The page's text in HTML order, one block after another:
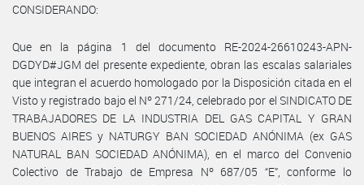
CONSIDERANDO:
Que en la página 1 del documento RE-2024-26610243-APN-
DGDYD#JGM del presente expediente, obran las escalas salariales
que integran el acuerdo homologado por la Disposición citada en el
Visto y registrado bajo el Nº 271/24, celebrado por el SINDICATO DE
TRABAJADORES DE LA INDUSTRIA DEL GAS CAPITAL Y GRAN
BUENOS AIRES y NATURGY BAN SOCIEDAD ANÓNIMA (ex GAS
NATURAL BAN SOCIEDAD ANÓNIMA), en el marco del Convenio
Colectivo de Trabajo de Empresa Nº 687/05 “E”, conforme lo